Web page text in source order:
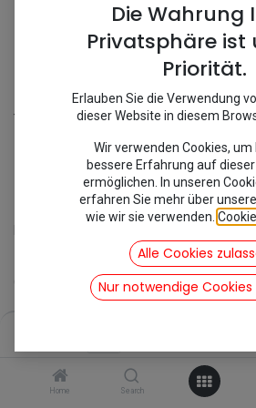
Home Search
Vorderachse
[281120S/MC631]
2CV6 07/1981-1990
Acadiane 08/1978 - 1984
AMI
Die Wahrung
Privatsphäre ist
Priorität.
Erlauben Sie die Verwendung
dieser Website in diesem
Wir verwenden Cookies, um
bessere Erfahrung auf
ermöglichen. In unseren
erfahren Sie mehr über
wie wir sie verwenden.
Alle Cookies
Nur notwendige Cookies